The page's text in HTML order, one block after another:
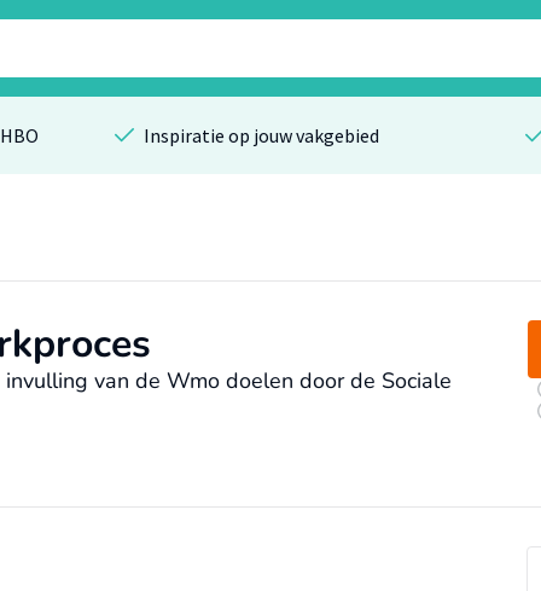
Inspiratie op jouw vakgebied
van de Wmo doelen door de Sociale